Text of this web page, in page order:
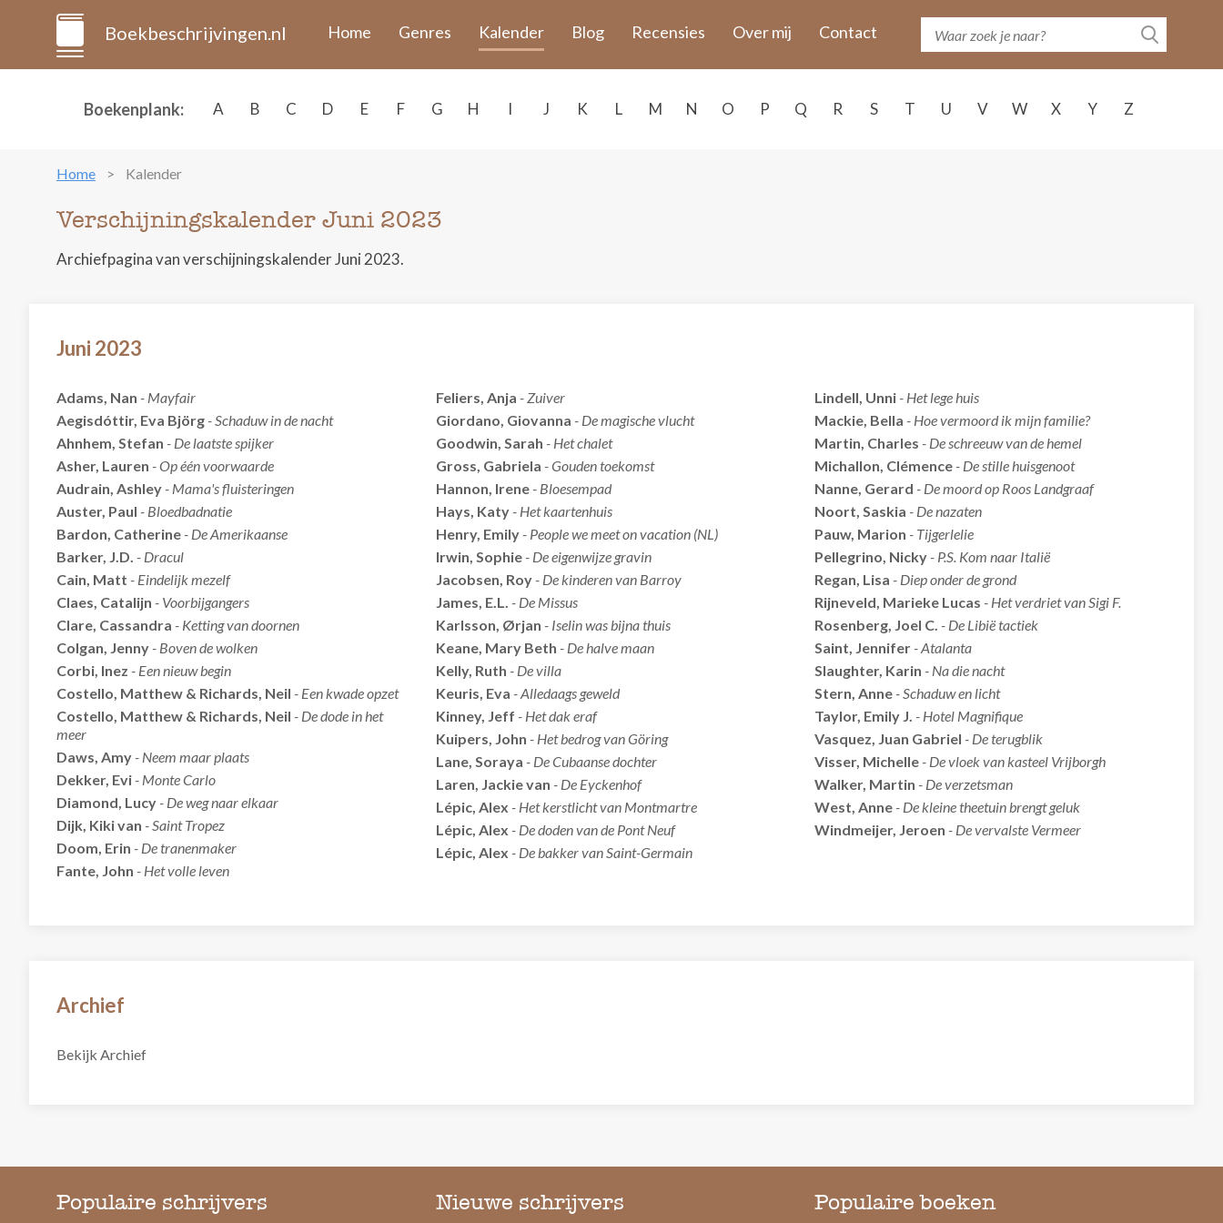
Boekbeschrijvingen.nl Home Genres Kalender Blog Recensies Over mij Contact
Boekenplank: A B C D E F G H I J K L M N O P Q R S T U V W X Y Z
Home Kalender
Verschijningskalender Juni 2023
Archiefpagina van verschijningskalender Juni 2023.
Juni 2023
Adams, Nan - Mayfair
Aegisdóttir, Eva Björg - Schaduw in de nacht
Ahnhem, Stefan - De laatste spijker
Asher, Lauren - Op één voorwaarde
Audrain, Ashley - Mama's fluisteringen
Auster, Paul - Bloedbadnatie
Bardon, Catherine - De Amerikaanse
Barker, J.D. - Dracul
Cain, Matt - Eindelijk mezelf
Claes, Catalijn - Voorbijgangers
Clare, Cassandra - Ketting van doornen
Colgan, Jenny - Boven de wolken
Corbi, Inez - Een nieuw begin
Costello, Matthew & Richards, Neil - Een kwade opzet
Costello, Matthew & Richards, Neil - De dode in het
meer
Daws, Amy - Neem maar plaats
Dekker, Evi - Monte Carlo
Diamond, Lucy - De weg naar elkaar
Dijk, Kiki van - Saint Tropez
Doom, Erin - De tranenmaker
Fante, John - Het volle leven
Feliers, Anja - Zuiver
Giordano, Giovanna - De magische vlucht
Goodwin, Sarah - Het chalet
Gross, Gabriela - Gouden toekomst
Hannon, Irene- Bloesempad
Hays, Katy- Het kaartenhuis
Henry, Emily- People we meet on vacation (NL)
Irwin, Sophie- De eigenwijze gravin
Jacobsen, Roy- De kinderen van Barroy
James, E.L. - De Missus
Karlsson, Ørjan - Iselin was bijna thuis
Keane, Mary Beth - De halve maan
Kelly, Ruth - De villa
Keuris, Eva - Alledaags geweld
Kinney, Jeff - Het dak eraf
Kuipers, John - Het bedrog van Göring
Lane, Soraya - De Cubaanse dochter
Laren, Jackie van - De Eyckenhof
Lépic, Alex - Het kerstlicht van Montmartre
Lépic, Alex - De doden van de Pont Neuf
Lépic, Alex - De bakker van Saint-Germain
Lindell, Unni - Het lege huis
Mackie, Bella - Hoe vermoord ik mijn familie?
Martin, Charles - De schreeuw van de hemel
Michallon, Clémence - De stille huisgenoot
Nanne, Gerard - De moord op Roos Landgraaf
Noort, Saskia - De nazaten
Pauw, Marion - Tijgerlelie
Pellegrino, Nicky - P.S. Kom naar Italië
Regan, Lisa - Diep onder de grond
Rijneveld, Marieke Lucas - Het verdriet van Sigi F.
Rosenberg, Joel C. - De Libië tactiek
Saint, Jennifer - Atalanta
Slaughter, Karin - Na die nacht
Stern, Anne - Schaduw en licht
Taylor, Emily J. - Hotel Magnifique
Vasquez, Juan Gabriel - De terugblik
Visser, Michelle - De vloek van kasteel Vrijborgh
Walker, Martin - De verzetsman
West, Anne - De kleine theetuin brengt geluk
Windmeijer, Jeroen - De vervalste Vermeer
Archief
Bekijk Archief
Populaire schrijvers Nieuwe schrijvers Populaire boeken